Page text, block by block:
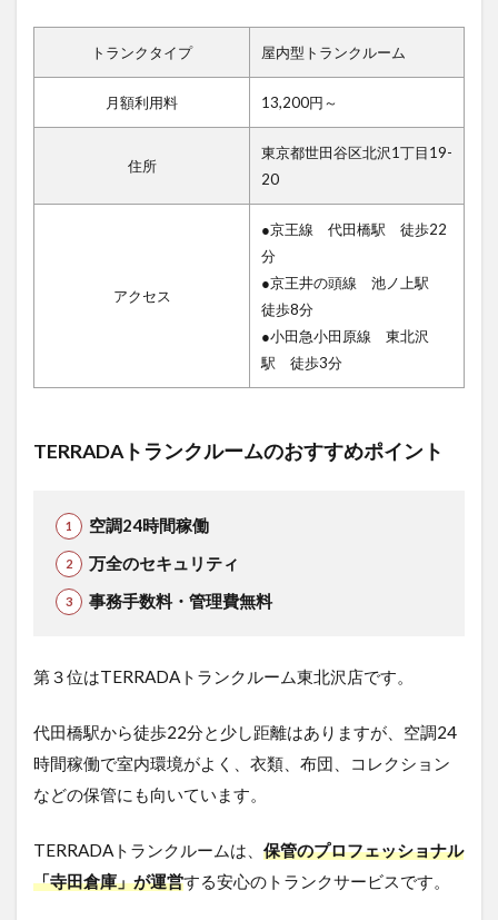
トランクタイプ 屋内型トランクルーム
月額利用料 13,200円～
住所
東京都世田谷区北沢1丁目19-
20
アクセス
●京王線 代田橋駅 徒歩22
分
●京王井の頭線 池ノ上駅
徒歩8分
●小田急小田原線 東北沢
駅 徒歩3分
TERRADAトランクルームのおすすめポイント
空調24時間稼働
万全のセキュリティ
事務手数料・管理費無料
第３位はTERRADAトランクルーム東北沢店です。
代田橋駅から徒歩22分と少し距離はありますが、空調24
時間稼働で室内環境がよく、衣類、布団、コレクション
などの保管にも向いています。
TERRADAトランクルームは、 保管のプロフェッショナル
「寺田倉庫」が運営する安心のトランクサービスです。